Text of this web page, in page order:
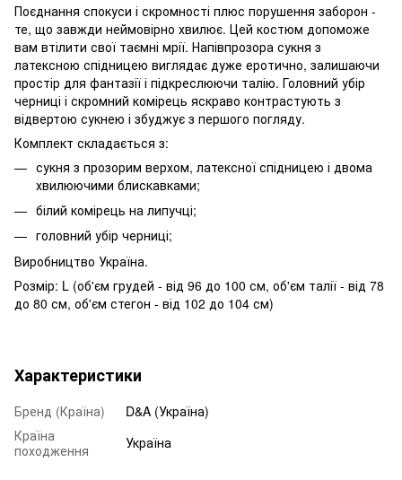
Поєднання спокуси і скромності плюс порушення заборон -
те, що завжди неймовірно хвилює. Цей костюм допоможе
вам втілити свої таємні мрії. Напівпрозора сукня з
латексною спідницею виглядає дуже еротично, залишаючи
простір для фантазії і підкреслюючи талію. Головний убір
черниці і скромний комірець яскраво контрастують з
відвертою сукнею і збуджує з першого погляду.
Комплект складається з:
сукня з прозорим верхом, латексної спідницею і двома
хвилюючими блискавками;
білий комірець на липучці;
головний убір черниці;
Виробництво Україна.
Розмір: L (об'єм грудей - від 96 до 100 см, об'єм талії - від 78
до 80 см, об'єм стегон - від 102 до 104 см)
Характеристики
Бренд (Країна)
D&A (Україна)
Країна
походження
Україна